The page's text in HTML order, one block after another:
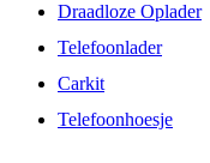
Draadloze Oplader
Telefoonlader
Carkit
Telefoonhoesje